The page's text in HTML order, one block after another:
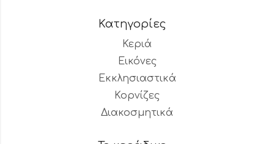
Κατηγορίες
Κεριά
Εικόνες
Εκκλησιαστικά
Κορνίζες
Διακοσμητικά